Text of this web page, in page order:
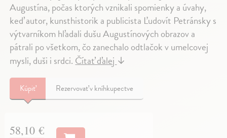
Augustína, počas ktorých vznikali spomienky a úvahy,
keď autor, kunsthistorik a publicista Ľudovít Petránsky s
výtvarníkom hľadali dušu Augustínových obrazov a
pátrali po všetkom, čo zanechalo odtlačok v umelcovej
mysli, duši i srdci.Čítať ďalej↓
Kúpiť Rezervovať v kníhkupectve
58,10 €